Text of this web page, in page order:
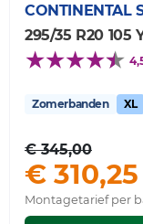
CONTINENTAL
295/35 R20 105
Zomerbanden XL
€ 345,00
€ 310,25
Montagetarief per